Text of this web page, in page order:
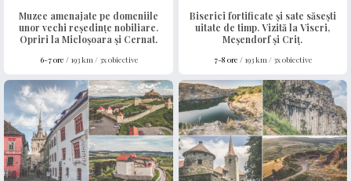
Muzee amenajate pe domeniile
unor vechi reședințe nobiliare.
Opriri la Micloșoara și Cernat.
6-7 ore / 193 km / 3x obiective
Biserici fortificate și sate săsești
uitate de timp. Vizită la Viscri,
Meșendorf și Criț.
7-8 ore / 193 km / 3x obiective